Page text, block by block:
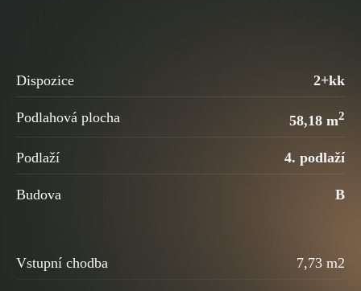
Dispozice 2+kk
Podlahová plocha 58,18 m2
Podlaží 4. podlaží
Budova B
Vstupní chodba 7,73 m2